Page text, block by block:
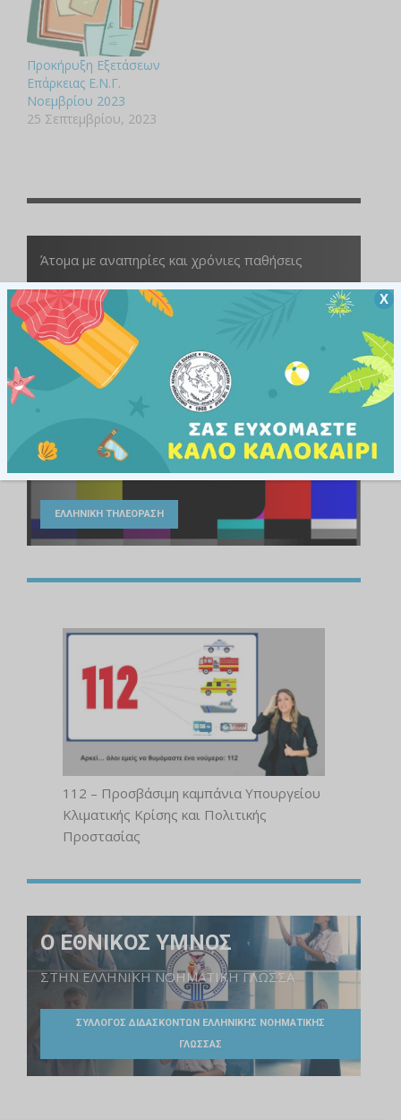
Προκήρυξη Εξετάσεων
Επάρκειας Ε.Ν.Γ.
Νοεμβρίου 2023
25 Σεπτεμβρίου, 2023
Άτομα με αναπηρίες και χρόνιες παθήσεις
ΥΠΗΡΕΣΙΕΣ
Εθνικές Οδηγίες Υποτιτλισμού
για Λόγους Αισθητηριακής Πρόσβασης
ΕΛΛΗΝΙΚΗ ΤΗΛΕΟΡΑΣΗ
112 – Προσβάσιμη καμπάνια Υπουργείου
Κλιματικής Κρίσης και Πολιτικής
Προστασίας
Ο ΕΘΝΙΚΟΣ ΥΜΝΟΣ
ΣΤΗΝ ΕΛΛΗΝΙΚΗ ΝΟΗΜΑΤΙΚΗ ΓΛΩΣΣΑ
ΣΥΛΛΟΓΟΣ ΔΙΔΑΣΚΟΝΤΩΝ ΕΛΛΗΝΙΚΗΣ ΝΟΗΜΑΤΙΚΗΣ
ΓΛΩΣΣΑΣ
Χ